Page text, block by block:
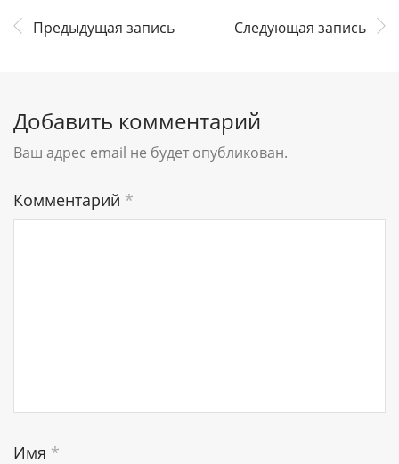
Предыдущая запись Следующая запись
Добавить комментарий
Ваш адрес email не будет опубликован.
Комментарий *
Имя *